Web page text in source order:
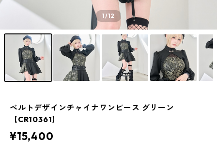
1/12
ベルトデザインチャイナワンピース グリーン
【CR10361】
¥15,400